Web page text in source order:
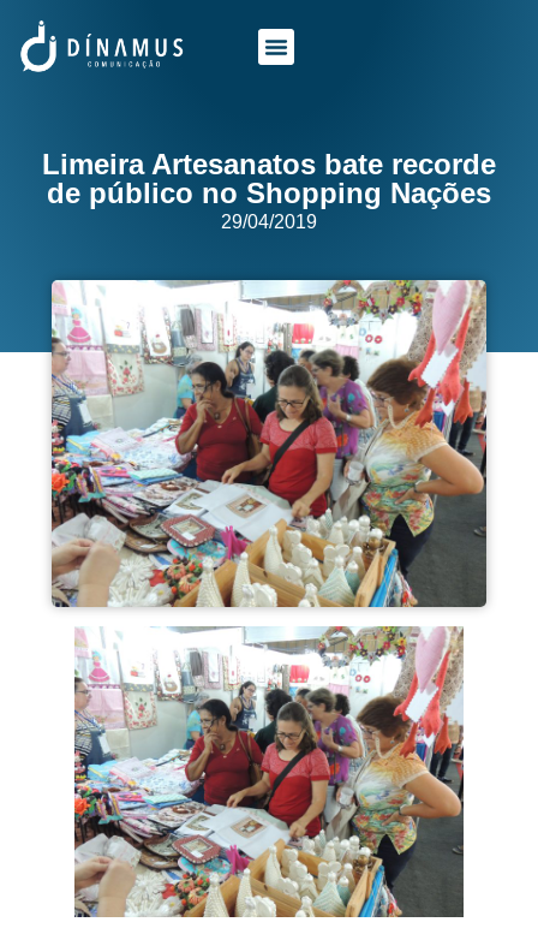
Limeira Artesanatos bate recorde
de público no Shopping Nações
29/04/2019